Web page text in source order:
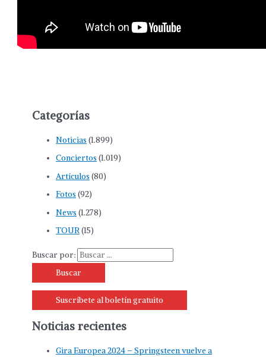
Categorías
Noticias (1.899)
Conciertos (1.019)
Artículos (80)
Fotos (92)
News (1.278)
TOUR(15)
Buscar por:
Suscríbete al boletín gratuito
Noticias recientes
Gira Europea 2024 – Springsteen vuelve a